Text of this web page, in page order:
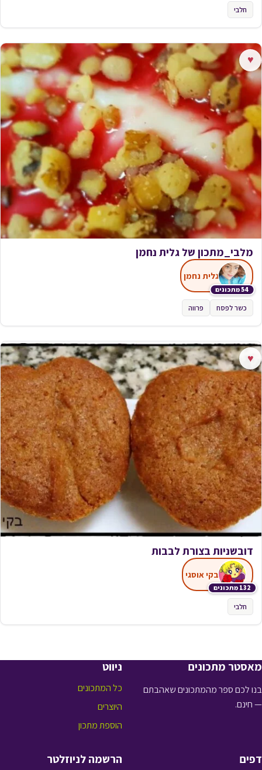
חלבי
♥
מלבי_מתכון של גלית נחמן
54 מתכונים
גלית נחמן
כשר לפסח פרווה
♥
דובשניות בצורת לבבות
132 מתכונים
בקי אוסגי
חלבי
מאסטר מתכונים
בנו לכם ספר מהמתכונים שאהבתם
— חינם.
ניווט
כל המתכונים
היוצרים
הוספת מתכון
דפים הרשמה לניוזלטר